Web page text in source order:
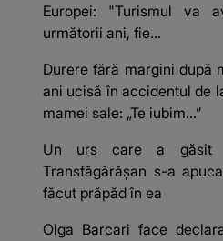
Europei: "Turismul va
următorii ani, fie...
Durere fără margini după
ani ucisă în accidentul de
mamei sale: „Te iubim…”
Un urs care a găsit
Transfăgărășan s-a
făcut prăpăd în ea
Olga Barcari face